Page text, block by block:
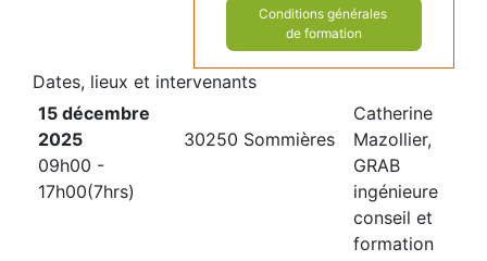
Conditions générales
de formation
Dates, lieux et intervenants
15 décembre
2025
09h00 -
17h00(7hrs)
30250 Sommières
Catherine
Mazollier,
GRAB
ingénieure
conseil et
formation